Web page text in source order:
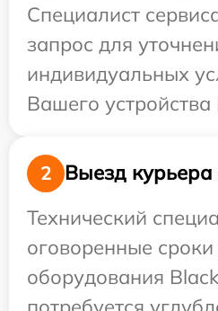
Специалист
запрос для
индивидуальных
Вашего
2
Выезд курьера
Технический
оговоренные
оборудования